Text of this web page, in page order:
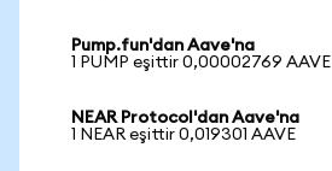
Pump.fun'dan Aave'na
1 PUMP eşittir 0,00002769 AAVE
NEAR Protocol'dan Aave'na
1 NEAR eşittir 0,019301 AAVE